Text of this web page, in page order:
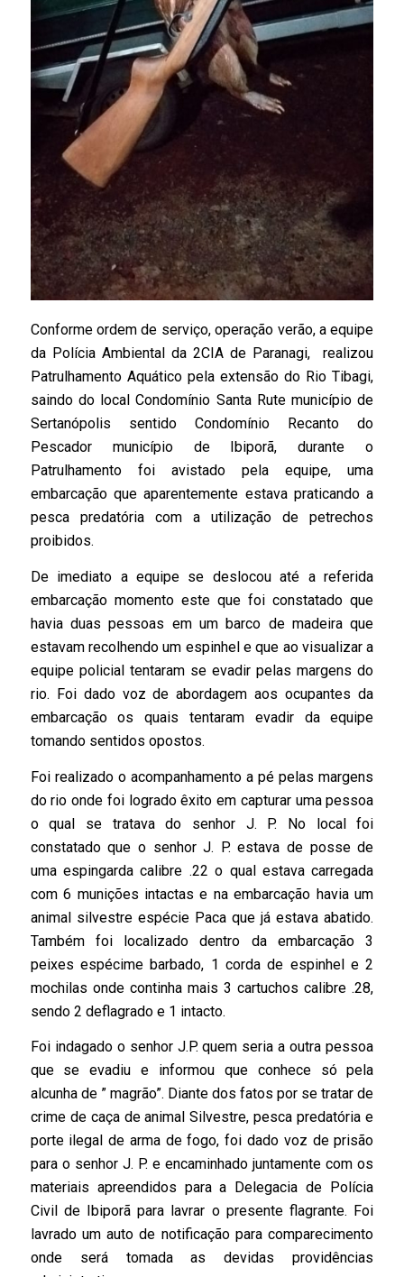
Conforme ordem de serviço, operação verão, a equipe
da Polícia Ambiental da 2CIA de Paranagi, realizou
Patrulhamento Aquático pela extensão do Rio Tibagi,
saindo do local Condomínio Santa Rute município de
Sertanópolis sentido Condomínio Recanto do
Pescador município de Ibiporã, durante o
Patrulhamento foi avistado pela equipe, uma
embarcação que aparentemente estava praticando a
pesca predatória com a utilização de petrechos
proibidos.
De imediato a equipe se deslocou até a referida
embarcação momento este que foi constatado que
havia duas pessoas em um barco de madeira que
estavam recolhendo um espinhel e que ao visualizar a
equipe policial tentaram se evadir pelas margens do
rio. Foi dado voz de abordagem aos ocupantes da
embarcação os quais tentaram evadir da equipe
tomando sentidos opostos.
Foi realizado o acompanhamento a pé pelas margens
do rio onde foi logrado êxito em capturar uma pessoa
o qual se tratava do senhor J. P. No local foi
constatado que o senhor J. P. estava de posse de
uma espingarda calibre .22 o qual estava carregada
com 6 munições intactas e na embarcação havia um
animal silvestre espécie Paca que já estava abatido.
Também foi localizado dentro da embarcação 3
peixes espécime barbado, 1 corda de espinhel e 2
mochilas onde continha mais 3 cartuchos calibre .28,
sendo 2 deflagrado e 1 intacto.
Foi indagado o senhor J.P. quem seria a outra pessoa
que se evadiu e informou que conhece só pela
alcunha de ” magrão”. Diante dos fatos por se tratar de
crime de caça de animal Silvestre, pesca predatória e
porte ilegal de arma de fogo, foi dado voz de prisão
para o senhor J. P. e encaminhado juntamente com os
materiais apreendidos para a Delegacia de Polícia
Civil de Ibiporã para lavrar o presente flagrante. Foi
lavrado um auto de notificação para comparecimento
onde será tomada as devidas providências